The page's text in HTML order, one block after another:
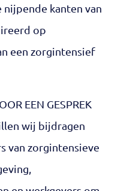
kanten van
op
een zorgintensief
EEN GESPREK
wij bijdragen
van zorgintensieve